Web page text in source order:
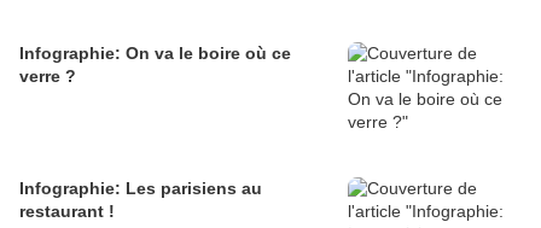
Infographie: On va le boire où ce
verre ?
Infographie: Les parisiens au
restaurant !